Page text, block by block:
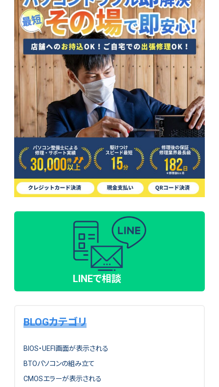
LINEで相談
BLOGカテゴリ
BIOS・UEFI画面が表示される
BTOパソコンの組み立て
CMOSエラーが表示される